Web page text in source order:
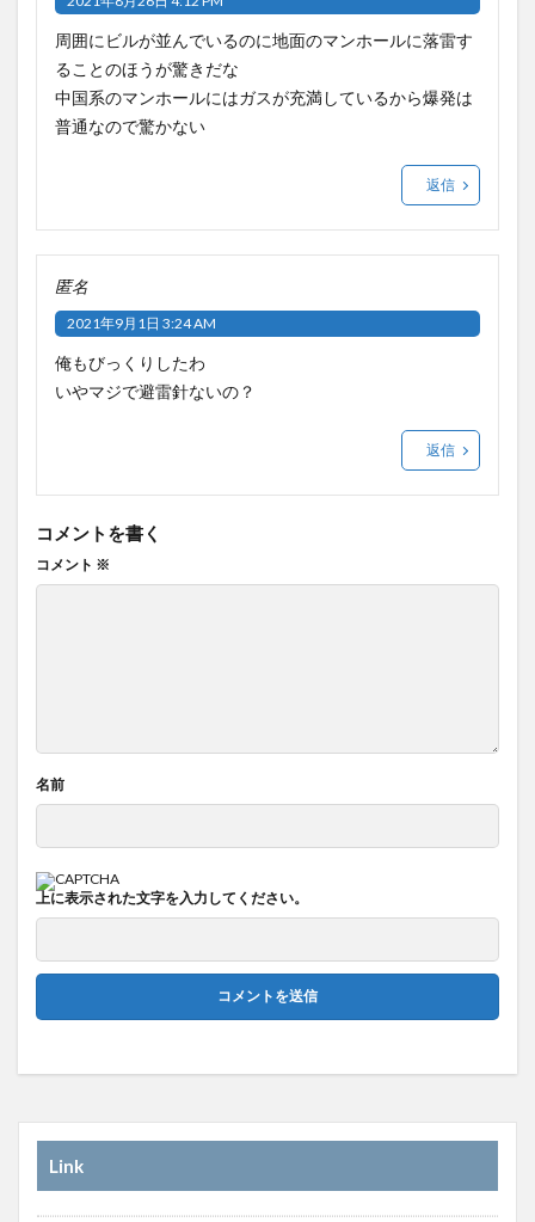
周囲にビルが並んでいるのに地面のマンホールに落雷す
ることのほうが驚きだな
中国系のマンホールにはガスが充満しているから爆発は
普通なので驚かない
返信
匿名
2021年9月1日 3:24 AM
俺もびっくりしたわ
いやマジで避雷針ないの？
返信
コメントを書く
コメント ※
名前
上に表示された文字を入力してください。
Link